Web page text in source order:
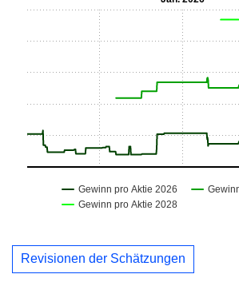
Revisionen der Schätzungen